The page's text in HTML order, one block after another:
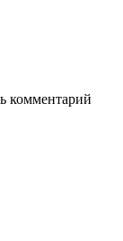
комментарий